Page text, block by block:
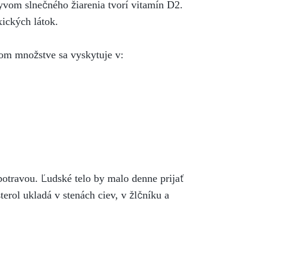
slnečného žiarenia tvorí vitamín D2.
látok.
množstve sa vyskytuje v:
Ľudské telo by malo denne prijať
ukladá v stenách ciev, v žlčníku a